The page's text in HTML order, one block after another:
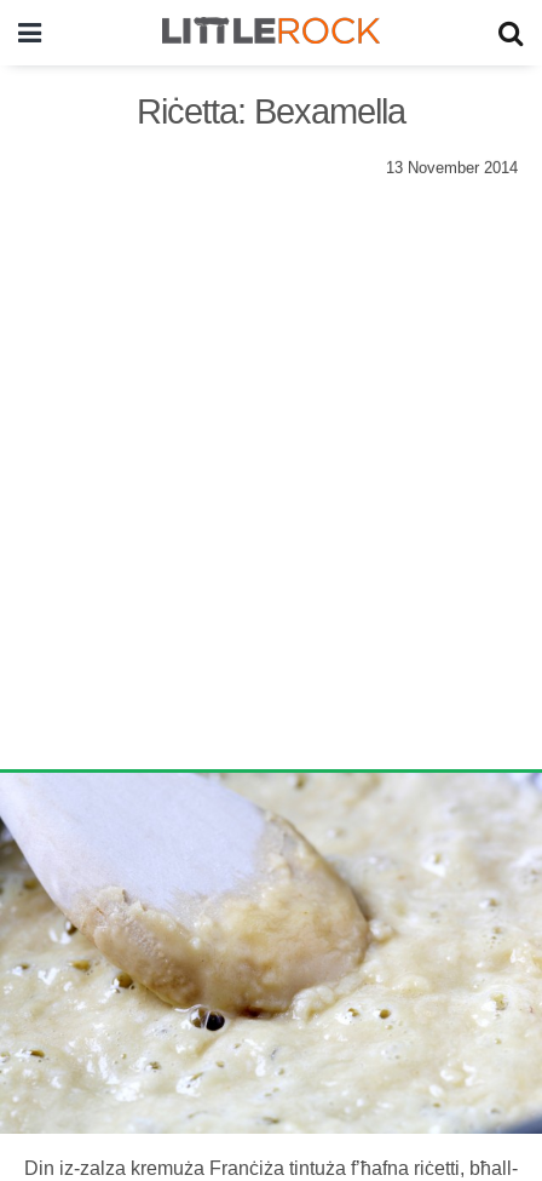
Riċetta: Bexamella
13 November 2014
Din iz-zalza kremuża Franċiża tintuża f’ħafna riċetti, bħall-